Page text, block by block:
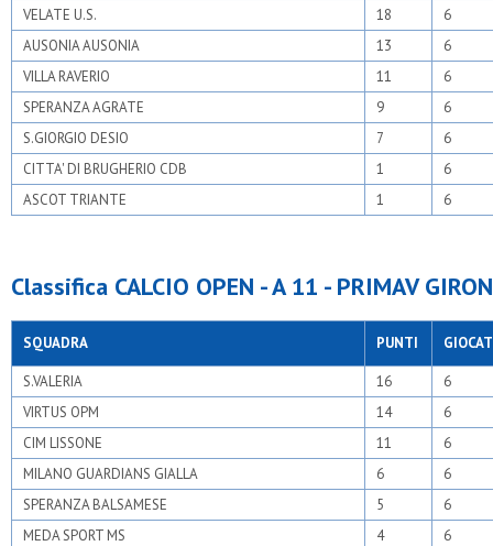
VELATE U.S. 18
6
AUSONIA AUSONIA
13
6
VILLA RAVERIO
11
6
SPERANZA AGRATE
9
6
S.GIORGIO DESIO
7
6
CITTA' DI BRUGHERIO CDB
1
6
ASCOT TRIANTE
1 6
Classifica CALCIO OPEN - A 11 - PRIMAV
SQUADRA PUNTI
S.VALERIA 16
6
VIRTUS OPM
14
6
CIM LISSONE
11
6
MILANO GUARDIANS GIALLA
6
6
SPERANZA BALSAMESE
5
6
MEDA SPORT MS
4
6